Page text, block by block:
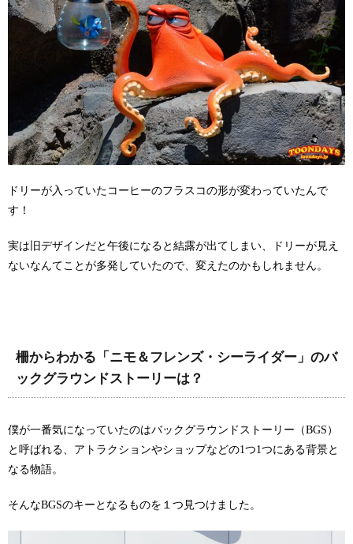
ドリーが入っていたコーヒーのフラスコの形が変わっていたんで
す！
実は旧デザインだと午後になると結露が出てしまい、ドリーが見え
ないなんてことが多発していたので、変えたのかもしれません。
柵からわかる「ニモ＆フレンズ・シーライダー」のバ
ックグラウンドストーリーは？
僕が一番気になっていたのはバックグラウンドストーリー（BGS）
と呼ばれる、アトラクションやショップなどの1つ1つにある背景と
なる物語。
そんなBGSのキーとなるものを１つ見つけました。